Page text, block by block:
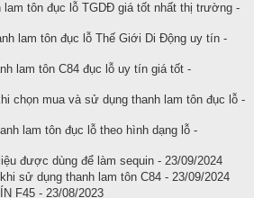
lam tôn đục lỗ TGDĐ giá tốt nhất thị trường -
lam tôn đục lỗ Thế Giới Di Động uy tín -
lam tôn C84 đục lỗ uy tín giá tốt -
chọn mua và sử dụng thanh lam tôn đục lỗ -
lam tôn đục lỗ theo hình dạng lỗ -
được dùng để làm sequin - 23/09/2024
sử dụng thanh lam tôn C84 - 23/09/2024
F45 - 23/08/2023